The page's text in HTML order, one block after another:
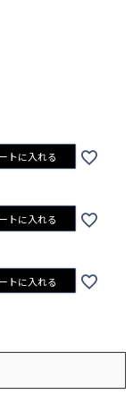
トに入れる
トに入れる
トに入れる